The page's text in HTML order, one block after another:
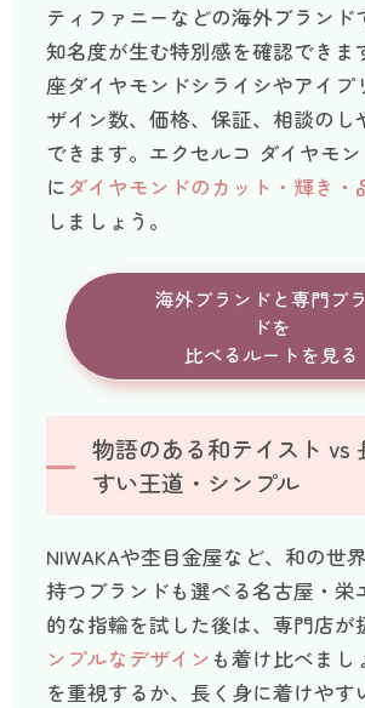
ティファニーなどの海外ブランド
知名度が生む特別感を確認できま
座ダイヤモンドシライシやアイプ
ザイン数、価格、保証、相談のし
できます。エクセルコ ダイヤモ
に ダイヤモンドのカット・輝き・
しましょう。
海外ブランドと専門ブ
ドを
比べるルートを見る
物語のある和テイスト vs
すい王道・シンプル
NIWAKAや杢目金屋など、和の世
持つブランドも選べる名古屋・栄
的な指輪を試した後は、専門店が
ンプルなデザインも着け比べまし
を重視するか、長く身に着けやす